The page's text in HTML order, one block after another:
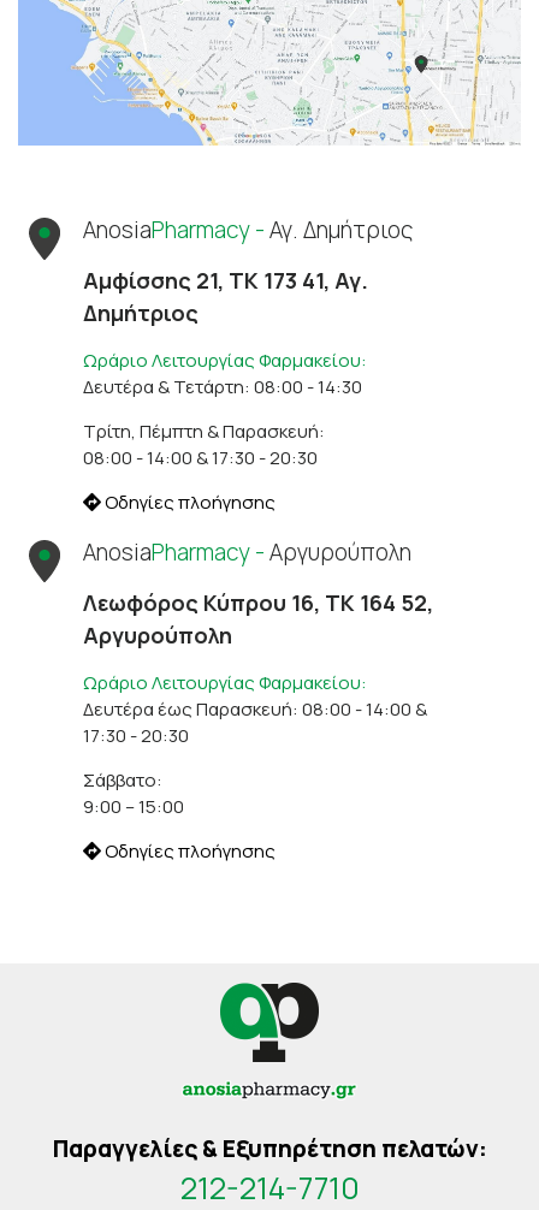
AnosiaPharmacy -Αγ. Δημήτριος
Αμφίσσης 21, ΤΚ 173 41, Αγ.
Δημήτριος
Ωράριο Λειτουργίας Φαρμακείου:
Δευτέρα & Τετάρτη: 08:00 - 14:30
Τρίτη, Πέμπτη & Παρασκευή:
08:00 - 14:00 & 17:30 - 20:30
Οδηγίες πλοήγησης
AnosiaPharmacy -Αργυρούπολη
Λεωφόρος Κύπρου 16, ΤΚ 164 52,
Αργυρούπολη
Ωράριο Λειτουργίας Φαρμακείου:
Δευτέρα έως Παρασκευή: 08:00 - 14:00 &
17:30 - 20:30
Σάββατο:
9:00 – 15:00
Οδηγίες πλοήγησης
Παραγγελίες & Εξυπηρέτηση πελατών:
212-214-7710